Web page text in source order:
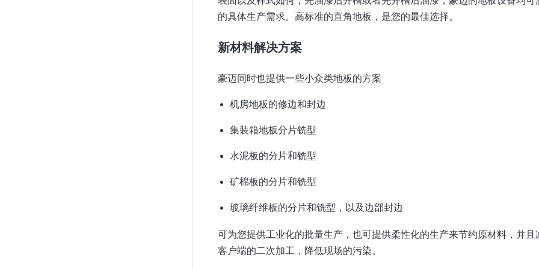
的具体生产需求。高标准的直角地板，是您的最佳选择。
新材料解决方案
豪迈同时也提供一些小众类地板的方案
机房地板的修边和封边
集装箱地板分片铣型
水泥板的分片和铣型
矿棉板的分片和铣型
玻璃纤维板的分片和铣型，以及边部封边
可为您提供工业化的批量生产，也可提供柔性化的生产来节约原材料，并且
客户端的二次加工，降低现场的污染。